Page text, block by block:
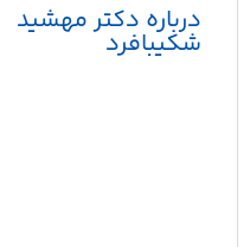
درباره دکتر مهشید
شکیبافرد